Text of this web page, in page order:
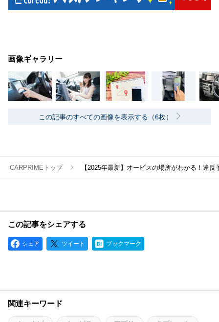
画像ギャラリー
この記事のすべての画像を表示する（6枚）
CARPRIMEトップ 【2025年最新】オービスの場所がわかる！違
この記事をシェアする
シェア ツイート ブックマーク
関連キーワード